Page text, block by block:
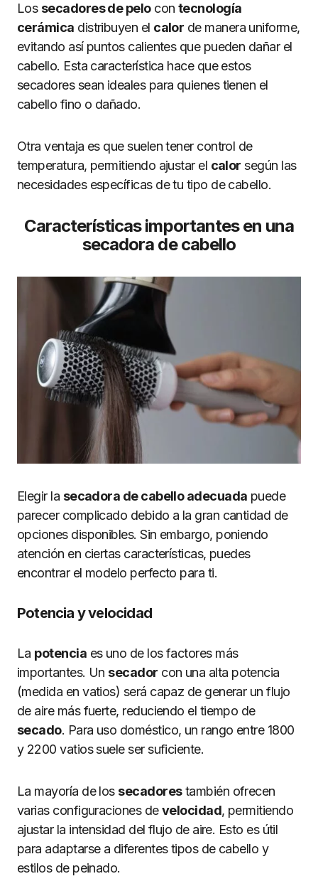
Los secadores de pelocon tecnología
cerámica distribuyen el calor de manera uniforme,
evitando así puntos calientes que pueden dañar el
cabello. Esta característica hace que estos
secadores sean ideales para quienes tienen el
cabello fino o dañado.
Otra ventaja es que suelen tener control de
temperatura, permitiendo ajustar el calor según las
necesidades específicas de tu tipo de cabello.
Características importantes en una
secadora de cabello
Elegir la secadora de cabello adecuada puede
parecer complicado debido a la gran cantidad de
opciones disponibles. Sin embargo, poniendo
atención en ciertas características, puedes
encontrar el modelo perfecto para ti.
Potencia y velocidad
La potencia es uno de los factores más
importantes. Un secador con una alta potencia
(medida en vatios) será capaz de generar un flujo
de aire más fuerte, reduciendo el tiempo de
secado. Para uso doméstico, un rango entre 1800
y 2200 vatios suele ser suficiente.
La mayoría de los secadorestambién ofrecen
varias configuraciones develocidad, permitiendo
ajustar la intensidad del flujo de aire. Esto es útil
para adaptarse a diferentes tipos de cabello y
estilos de peinado.